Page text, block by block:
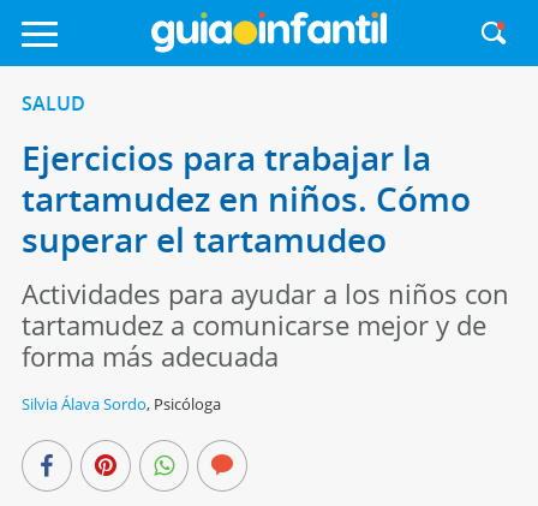
SALUD
Ejercicios para trabajar la
tartamudez en niños. Cómo
superar el tartamudeo
Actividades para ayudar a los niños con
tartamudez a comunicarse mejor y de
forma más adecuada
Silvia Álava Sordo, Psicóloga